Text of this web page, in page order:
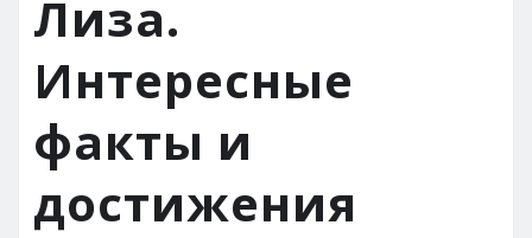
Лиза.
Интересные
факты и
достижения